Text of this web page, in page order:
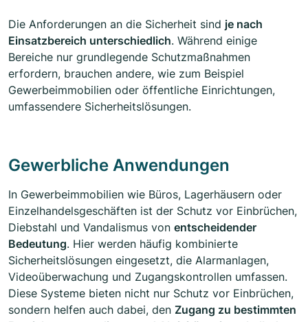
Die Anforderungen an die Sicherheit sind je nach
Einsatzbereich unterschiedlich. Während einige
Bereiche nur grundlegende Schutzmaßnahmen
erfordern, brauchen andere, wie zum Beispiel
Gewerbeimmobilien oder öffentliche Einrichtungen,
umfassendere Sicherheitslösungen.
Gewerbliche Anwendungen
In Gewerbeimmobilien wie Büros, Lagerhäusern oder
Einzelhandelsgeschäften ist der Schutz vor Einbrüchen,
Diebstahl und Vandalismus von entscheidender
Bedeutung. Hier werden häufig kombinierte
Sicherheitslösungen eingesetzt, die Alarmanlagen,
Videoüberwachung und Zugangskontrollen umfassen.
Diese Systeme bieten nicht nur Schutz vor Einbrüchen,
sondern helfen auch dabei, den Zugang zu bestimmten